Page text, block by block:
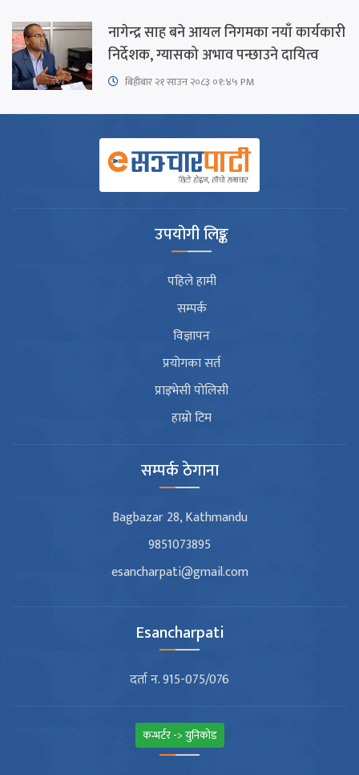
नागेन्द्र साह बने आयल निगमका नयाँ कार्यकारी
निर्देशक, ग्यासको अभाव पन्छाउने दायित्व
बिहीबार २१ साउन २०८३ ०१:४५ PM
उपयोगी लिङ्क
पहिले हामी
सम्पर्क
विज्ञापन
प्रयोगका सर्त
प्राइभेसी पोलिसी
हाम्रो टिम
सम्पर्क ठेगाना
Bagbazar 28, Kathmandu
9851073895
esancharpati@gmail.com
Esancharpati
दर्ता न. 915-075/076
कन्भर्टर -> युनिकोड